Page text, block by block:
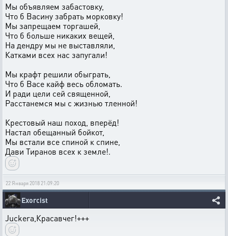
Мы объявляем забастовку,
Что б Васину забрать морковку!
Мы запрещаем торгашей,
Что б больше никаких вещей,
На дендру мы не выставляли,
Катками всех нас запугали!
Мы крафт решили обыграть,
Что б Васе кайф весь обломать.
И ради цели сей священной,
Расстанемся мы с жизнью тленной!
Крестовый наш поход, вперёд!
Настал обещанный бойкот,
Мы встали все спиной к спине,
Дави Тиранов всех к земле!.
22 Января 2018 21:09:20
Exorcist
Juckera,Красавчег!+++